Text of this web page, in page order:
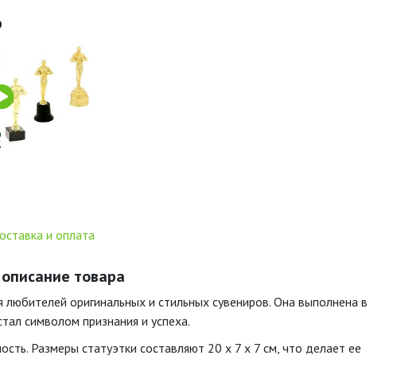
и оплата
товара
оригинальных и стильных сувениров. Она выполнена в
символом признания и успеха.
Размеры статуэтки составляют 20 x 7 x 7 см, что делает ее